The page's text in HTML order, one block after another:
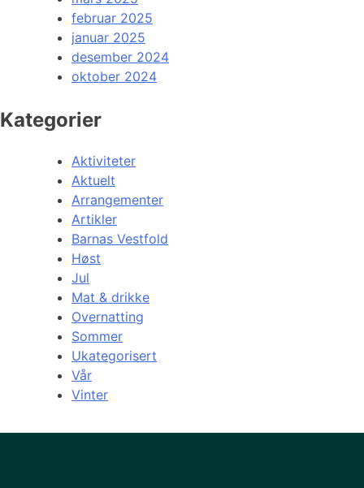
februar 2025
januar 2025
desember 2024
oktober 2024
Kategorier
Aktiviteter
Aktuelt
Arrangementer
Artikler
Barnas Vestfold
Høst
Jul
Mat & drikke
Overnatting
Sommer
Ukategorisert
Vår
Vinter